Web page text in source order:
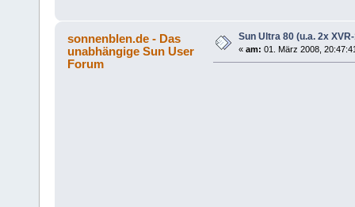
sonnenblen.de - Das
unabhängige Sun User
Forum
Sun Ultra 80 (u.a. 2x
« am: 01. März 2008,